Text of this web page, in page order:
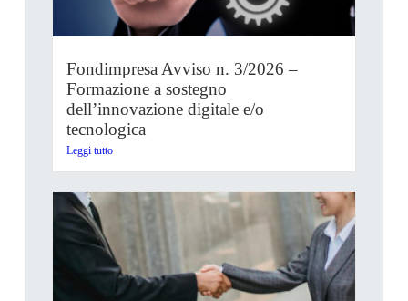
Fondimpresa Avviso n. 3/2026 –
Formazione a sostegno
dell’innovazione digitale e/o
tecnologica
Leggi tutto